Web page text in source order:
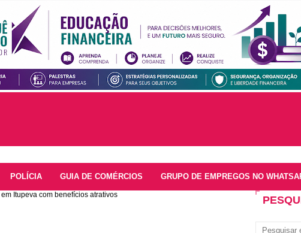
POLÍCIA GUIA DE COMÉRCIOS GRUPO DE EMPREGOS NO
Itupeva com benefícios atrativos